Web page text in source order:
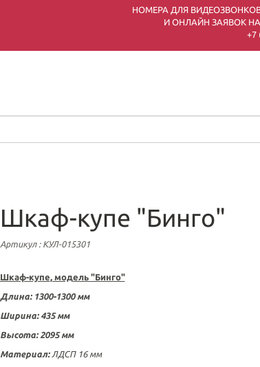
НОМЕРА ДЛЯ ВИДЕОЗВОНКОВ
И ОНЛАЙН ЗАЯВОК
+7
Шкаф-купе "Бинго"
Артикул: КУЛ-015301
Шкаф-купе, модель "Бинго"
Длина:1300-1300 мм
Ширина: 435мм
Высота:2095 мм
Материал: ЛДСП 16 мм